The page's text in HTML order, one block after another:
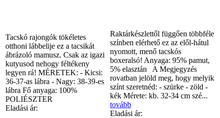
Tacskó rajongók tökéletes
otthoni lábbelije ez a tacsikát
ábrázoló mamusz. Csak az igazi
kutyusod nehogy féltékeny
legyen rá! MÉRETEK: - Kicsi:
36-37-as lábra - Nagy: 38-39-es
lábra Fő anyaga: 100%
POLIÉSZTER
Eladási ár:
Raktárkészlettől függően többféle
színben elérhető ez az elől-hátul
nyomott, menő tacskós
boxeralsó! Anyaga: 95% pamut,
5% elasztán A Megjegyzés
rovatban jelöld meg, hogy melyik
színt szeretnéd: - szürke - zöld -
kék Mérete: kb. 32-34 cm szé...
tovább
Eladási ár: